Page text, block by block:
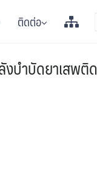
ติดต่อ
บำบัดยาเสพติด